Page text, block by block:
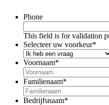
Phone
This field is for validation
Selecteer uw voorkeur*
Voornaam*
Familienaam*
Bedrijfsnaam*